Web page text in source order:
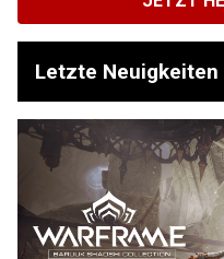
Letzte Neuigkeiten